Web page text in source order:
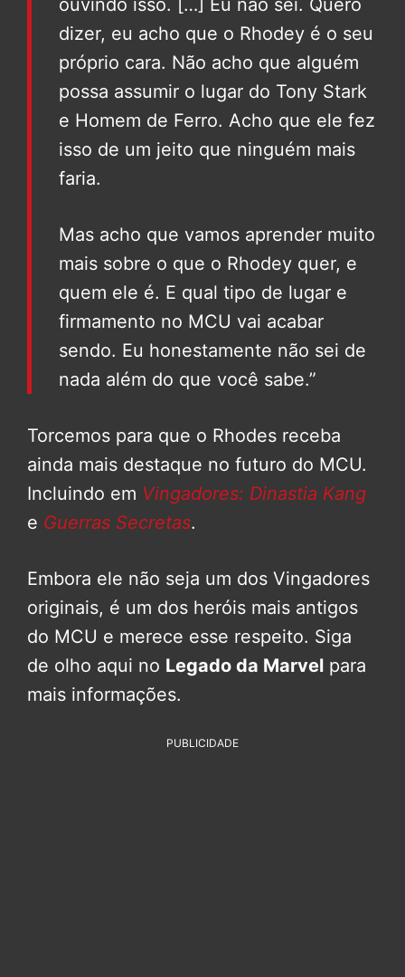
ouvindo isso. […] Eu não sei. Quero
dizer, eu acho que o Rhodey é o seu
próprio cara. Não acho que alguém
possa assumir o lugar do Tony Stark
e Homem de Ferro. Acho que ele fez
isso de um jeito que ninguém mais
faria.
Mas acho que vamos aprender muito
mais sobre o que o Rhodey quer, e
quem ele é. E qual tipo de lugar e
firmamento no MCU vai acabar
sendo. Eu honestamente não sei de
nada além do que você sabe.”
Torcemos para que o Rhodes receba
ainda mais destaque no futuro do MCU.
Incluindo em Vingadores: Dinastia Kang
e Guerras Secretas.
Embora ele não seja um dos Vingadores
originais, é um dos heróis mais antigos
do MCU e merece esse respeito. Siga
de olho aqui no Legado da Marvel para
mais informações.
PUBLICIDADE